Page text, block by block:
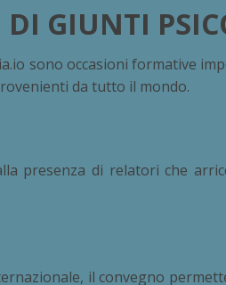
GIUNTI
sono occasioni formative
da tutto il mondo.
presenza di relatori che
il convegno